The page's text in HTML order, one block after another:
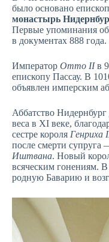
было основано
монастырь
Первые упоминания об
в документах 888 года.
Император Отто IIв
епископу Пассау. В
объявлен имперским
Аббатство Нидернбург
веса в XI веке,
сестре короля Генриха
после смерти супруга
Иштвана. Новый
всяческим гонениям. В
родную Баварию и